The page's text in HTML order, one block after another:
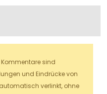
Kommentare sind
und Eindrücke von
verlinkt, ohne